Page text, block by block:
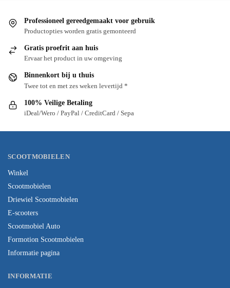
Professioneel gereedgemaakt voor gebruik
Productopties worden gratis gemonteerd
Gratis proefrit aan huis
Ervaar het product in uw omgeving
Binnenkort bij u thuis
Twee tot en met zes weken levertijd *
100% Veilige Betaling
iDeal/Wero / PayPal / CreditCard / Sepa
SCOOTMOBIELEN
Winkel
Scootmobielen
Driewiel Scootmobielen
E-scooters
Scootmobiel Auto
Formotion Scootmobielen
Informatie pagina
INFORMATIE